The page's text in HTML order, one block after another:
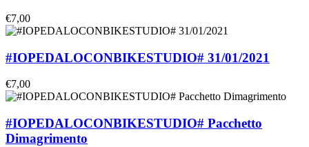
€7,00
#IOPEDALOCONBIKESTUDIO# 31/01/2021
€7,00
#IOPEDALOCONBIKESTUDIO# Pacchetto
Dimagrimento